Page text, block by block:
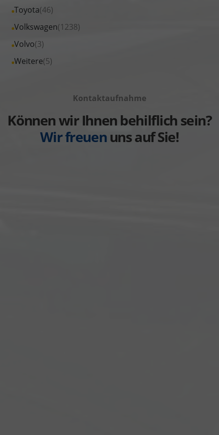
anzeigen
Skoda
anzeigen
Fahrzeuge
Suzuki
anzeigen
Toyota(46)
Alle
Fahrzeuge
Toyota
anzeigen
Volkswagen(1238)
Alle
Fahrzeuge
Volkswagen
Volvo(3)
Alle
Fahrzeuge
Weitere(5)
Alle
anzeigen
Kontaktaufnahme
Können wir Ihnen behilflich sein?
Wir freuenuns auf Sie!